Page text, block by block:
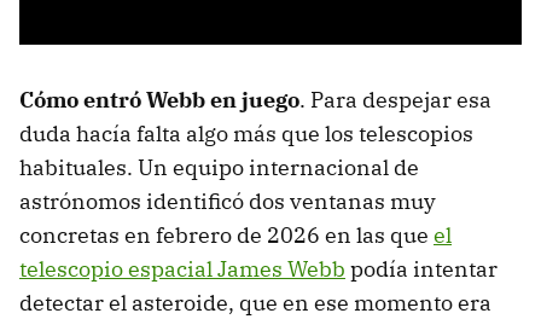
Cómo entró Webb en juego. Para despejar esa
duda hacía falta algo más que los telescopios
habituales. Un equipo internacional de
astrónomos identificó dos ventanas muy
concretas en febrero de 2026 en las que el
telescopio espacial James Webb podía intentar
detectar el asteroide, que en ese momento era